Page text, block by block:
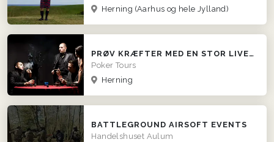
Herning (Aarhus og hele Jylland)
PRØV KRÆFTER MED EN STOR LIVE POKER TURNERING
Poker Tours
Herning
BATTLEGROUND AIRSOFT EVENTS
Handelshuset Aulum